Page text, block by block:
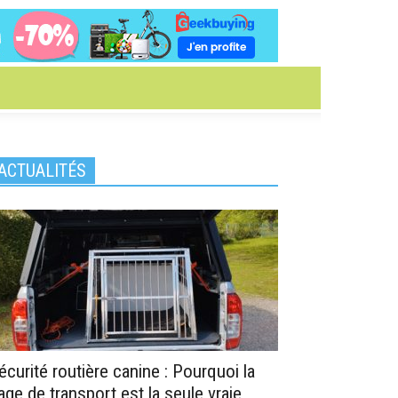
routière canine : Pourquoi la
de transport est la seule vraie